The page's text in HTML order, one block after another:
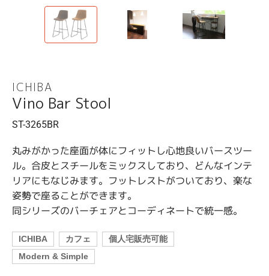
ICHIBA
Vino Bar Stool
ST-3265BR
丸みがかった座面が体にフィットし心地良いバースツー
ル。合皮とスチールをミックスしており、どんなインテ
リアにもなじみます。フットレストがついており、楽な
姿勢で座ることができます。
同シリーズのバーチェアとコーディネートで統一感。
ICHIBA カフェ
個人宅販売可能
Modern & Simple